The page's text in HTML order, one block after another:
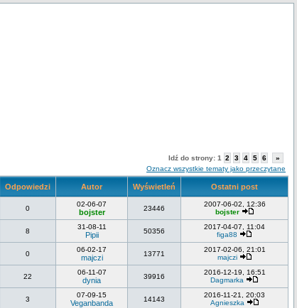
Idź do strony: 1 2 3 4 5 6
»
Oznacz wszystkie tematy jako przeczytane
Odpowiedzi Autor Wyświetleń Ostatni post
0
02-06-07
bojster 23446
2007-06-02, 12:36
bojster
8
31-08-11
Pipii 50356
2017-04-07, 11:04
figa88
0
06-02-17
majczi 13771
2017-02-06, 21:01
majczi
22
06-11-07
dynia 39916
2016-12-19, 16:51
Dagmarka
3
07-09-15
Veganbanda 14143
2016-11-21, 20:03
Agnieszka